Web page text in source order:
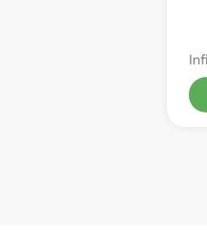
Замена
Замена
Замена